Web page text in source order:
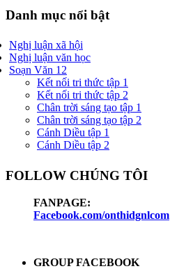
Danh mục nổi bật
Nghị luận xã hội
Nghị luận văn học
Soạn Văn 12
Kết nối tri thức tập 1
Kết nối tri thức tập 2
Chân trời sáng tạo tập 1
Chân trời sáng tạo tập 2
Cánh Diều tập 1
Cánh Diều tập 2
FOLLOW CHÚNG TÔI
FANPAGE:
Facebook.com/onthidgnlcom
GROUP FACEBOOK